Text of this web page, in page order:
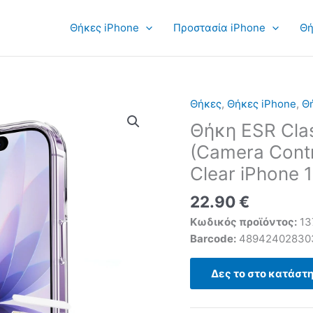
Θήκες iPhone Προστασία iPhone
Θήκες, Θήκες iPhone,
Θήκη ESR
(Camera
Clear iPhone
22.90€
Κωδικός προϊόντος:
Barcode:
Δες το στο